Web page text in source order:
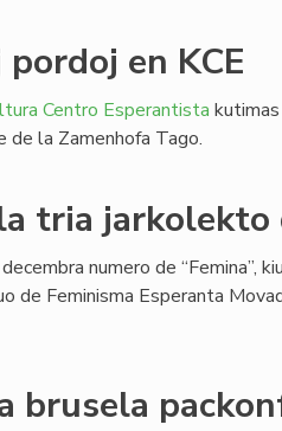
en KCE
Centro Esperantista
de la Zamenhofa Tago.
tria jarkolekto
numero de “Femina”,
de Feminisma Esperanta
brusela